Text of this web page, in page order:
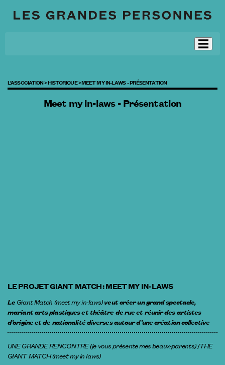
L’ASSOCIATION >HISTORIQUE >MEET MY IN-LAWS - PRÉSENTATION
Meet my in-laws - Présentation
LE PROJET GIANT MATCH : MEET MY IN-LAWS
Le Giant Match (meet my in-laws)veut créer un grand spectacle,
mariant arts plastiques et théâtre de rue et réunir des artistes
d’origine et de nationalité diverses autour d’une création collective
UNE GRANDE RENCONTRE (je vous présente mes beaux-parents)/THE
GIANT MATCH (meet my in laws)